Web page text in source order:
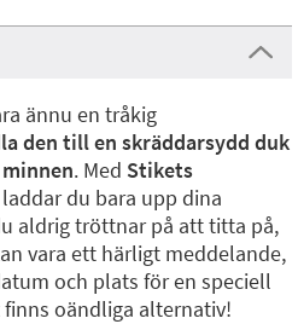
ännu en tråkig
den till en skräddarsydd duk
. Med Stikets
laddar du bara upp dina
aldrig tröttnar på att titta på,
vara ett härligt meddelande,
och plats för en speciell
oändliga alternativ!